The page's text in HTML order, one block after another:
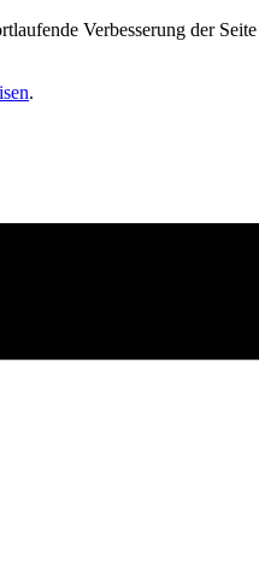
Verbesserung der
.